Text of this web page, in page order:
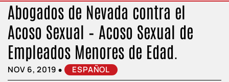
ACERCA DE
ÁREAS DE PRÁCTICA
RESULTADOS
BLOG
Abogados de Nevada contra el
Acoso Sexual – Acoso Sexual de
Empleados Menores de Edad.
NOV 6, 2019 • ESPAÑOL